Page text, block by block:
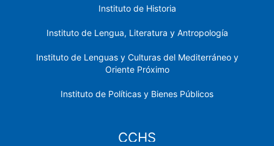
Instituto de Historia
Instituto de Lengua, Literatura y Antropología
Instituto de Lenguas y Culturas del Mediterráneo y
Oriente Próximo
Instituto de Políticas y Bienes Públicos
CCHS